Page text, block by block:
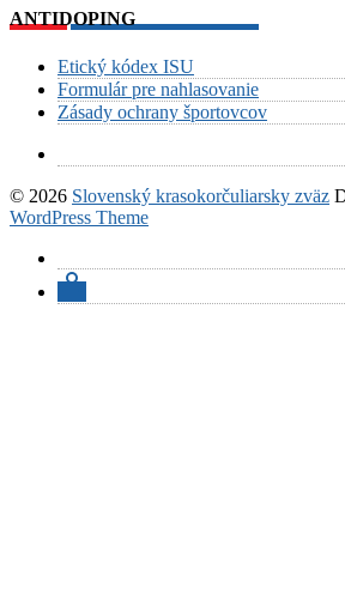
ANTIDOPING
Etický kódex ISU
Formulár pre nahlasovanie
Zásady ochrany športovcov
© 2026 Slovenský krasokorčuliarsky zväz
WordPress Theme